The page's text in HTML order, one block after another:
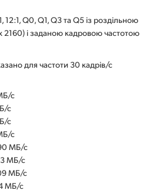
12:1, Q0, Q1, Q3 та Q5 із роздільною
2160) і заданою кадровою частотою
для частоти 30 кадрів/с
с
с
с
с
МБ/с
МБ/с
МБ/с
МБ/с